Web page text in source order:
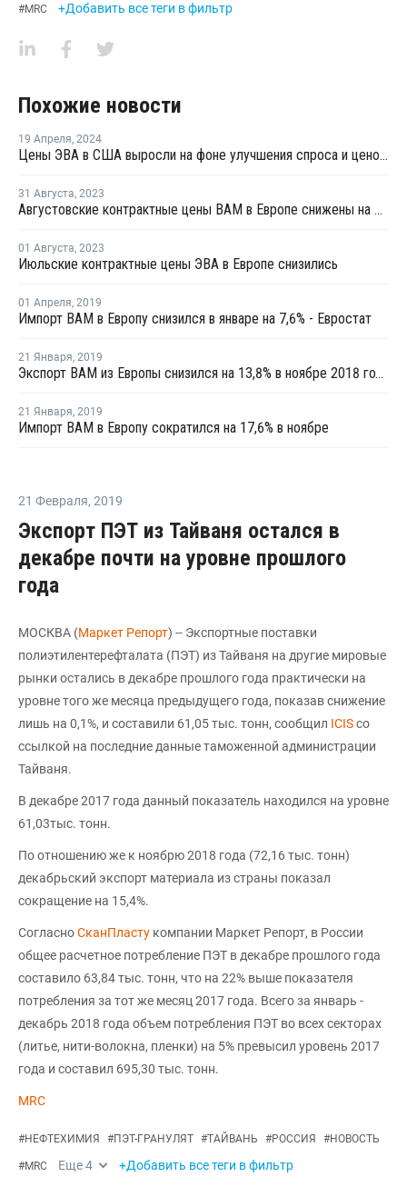
#MRC +Добавить все теги в фильтр
Похожие новости
19 Апреля, 2024
Цены ЭВА в США выросли на фоне улучшения спроса и ценового давления
31 Августа, 2023
Августовские контрактные цены ВАМ в Европе снижены на EUR80 за тонну
01 Августа, 2023
Июльские контрактные цены ЭВА в Европе снизились
01 Апреля, 2019
Импорт ВАМ в Европу снизился в январе на 7,6% - Евростат
21 Января, 2019
Экспорт ВАМ из Европы снизился на 13,8% в ноябре 2018 года
21 Января, 2019
Импорт ВАМ в Европу сократился на 17,6% в ноябре
21 Февраля, 2019
Экспорт ПЭТ из Тайваня остался в
декабре почти на уровне прошлого
года
МОСКВА (Маркет Репорт) -- Экспортные поставки
полиэтилентерефталата (ПЭТ) из Тайваня на другие мировые
рынки остались в декабре прошлого года практически на
уровне того же месяца предыдущего года, показав снижение
лишь на 0,1%, и составили 61,05 тыс. тонн, сообщил ICISсо
ссылкой на последние данные таможенной администрации
Тайваня.
В декабре 2017 года данный показатель находился на уровне
61,03тыс. тонн.
По отношению же к ноябрю 2018 года (72,16 тыс. тонн)
декабрьский экспорт материала из страны показал
сокращение на 15,4%.
СогласноСканПласту компании Маркет Репорт, в России
общее расчетное потребление ПЭТ в декабре прошлого года
составило 63,84 тыс. тонн, что на 22% выше показателя
потребления за тот же месяц 2017 года. Всего за январь -
декабрь 2018 года объем потребления ПЭТ во всех секторах
(литье, нити-волокна, пленки) на 5% превысил уровень 2017
года и составил 695,30 тыс. тонн.
MRC
#НЕФТЕХИМИЯ #ПЭТ-ГРАНУЛЯТ #ТАЙВАНЬ #РОССИЯ #НОВОСТЬ
#MRC Еще4 +Добавить все теги в фильтр